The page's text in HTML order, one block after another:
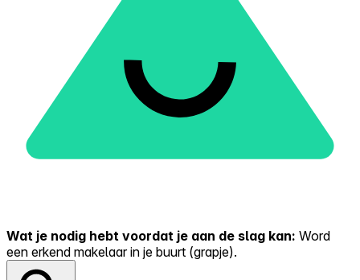
Wat je nodig hebt voordat je aan de slag kan: Word
een erkend makelaar in je buurt (grapje).